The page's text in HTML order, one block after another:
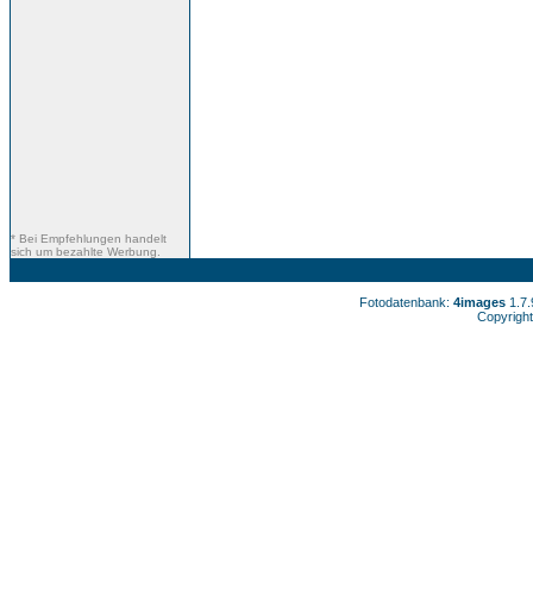
* Bei Empfehlungen handelt
sich um bezahlte Werbung.
Fotodatenbank: 4images